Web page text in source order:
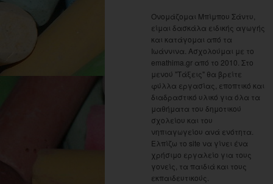
Ονομάζομαι Μπίμπου Σάντυ,
είμαι δασκάλα ειδικής αγωγής
και κατάγομαι από τα
Ιωάννινα. Ασχολούμαι με το
emathima.gr από το 2010. Στο
μενού "Τάξεις" θα βρείτε
φύλλα εργασίας, εποπτικό και
διαδραστικό υλικό για όλα τα
μαθήματα του δημοτικού
σχολείου και του
νηπιαγωγείου ανά ενότητα.
Ελπίζω το site να γίνει ένα
χρήσιμο εργαλείο για τους
γονείς, τα παιδιά και τους
εκπαιδευτικούς.